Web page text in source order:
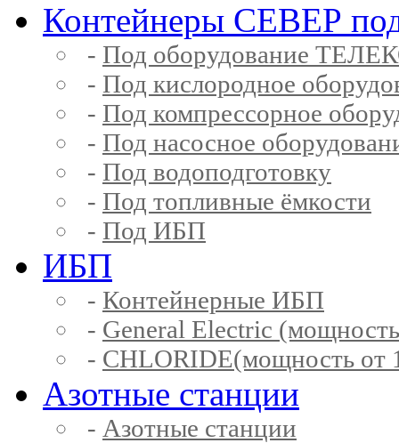
Контейнеры СЕВЕР
- Под оборудование
- Под кислородное
- Под компрессорное
- Под насосное
- Под водоподготовку
- Под топливные ёмкости
- Под ИБП
ИБП
- Контейнерные ИБП
- General Electric
- CHLORIDE(мощность от
Азотные станции
- Азотные станции